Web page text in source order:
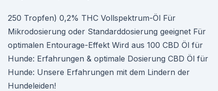
250 Tropfen) 0,2% THC Vollspektrum-Öl Für
Mikrodosierung oder Standarddosierung geeignet Für
optimalen Entourage-Effekt Wird aus 100 CBD Öl für
Hunde: Erfahrungen & optimale Dosierung CBD Öl für
Hunde: Unsere Erfahrungen mit dem Lindern der
Hundeleiden!